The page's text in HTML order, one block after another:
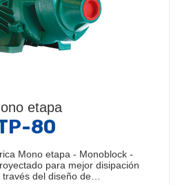
etapa
80
Mono etapa - Monoblock -
para mejor disipación
del diseño de…